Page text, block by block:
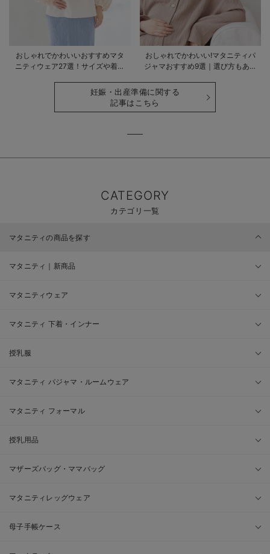
おしゃれでかわいいおすすめマタ
ニティウェア27選！サイズや着る
おしゃれでかわいい!マタニティパ
ジャマおすすめ9選｜選び方もあわ
妊娠・出産準備に関する
記事はこちら
CATEGORY
カテゴリ一覧
マタニティの商品を探す
マタニティ｜新商品
マタニティウェア
マタニティ 下着・インナー
授乳服
マタニティ パジャマ・ルームウェア
マタニティ フォーマル
授乳用品
マザーズバッグ・ママバッグ
マタニティレッグウェア
母子手帳ケース